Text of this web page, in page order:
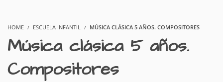
HOME ESCUELA INFANTIL MÚSICA CLÁSICA 5 AÑOS. COMPOSITORES
Música clásica 5 años.
Compositores